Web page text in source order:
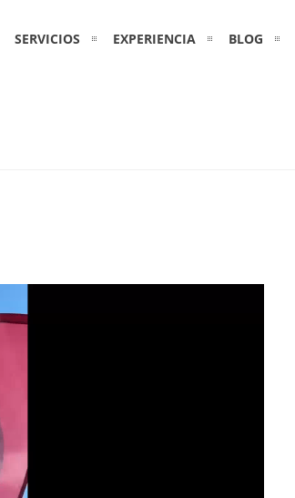
SERVICIOS EXPERIENCIA BLOG